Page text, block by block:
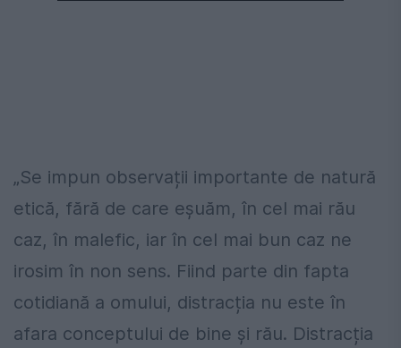
„Se impun observații importante de natură
etică, fără de care eșuăm, în cel mai rău
caz, în malefic, iar în cel mai bun caz ne
irosim în non sens. Fiind parte din fapta
cotidiană a omului, distracția nu este în
afara conceptului de bine și rău. Distracția